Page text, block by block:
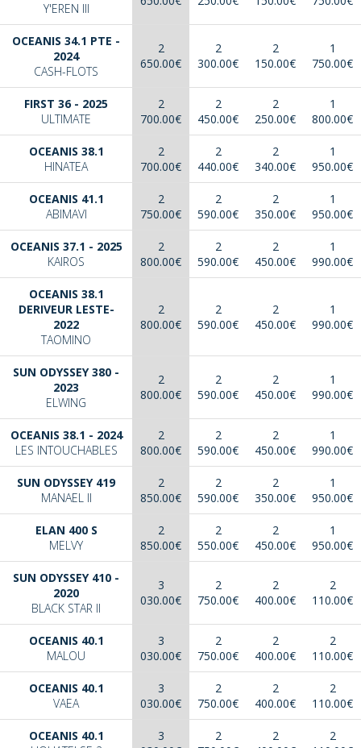
Y'EREN III
OCEANIS 34.1 PTE -
2024
CASH-FLOTS
2
650.00€
2
300.00€
2
150.00€
1
750.00€
FIRST 36 - 2025
ULTIMATE
2
700.00€
2
450.00€
2
250.00€
1
800.00€
OCEANIS 38.1
HINATEA
2
700.00€
2
440.00€
2
340.00€
1
950.00€
OCEANIS 41.1
ABIMAVI
2
750.00€
2
590.00€
2
350.00€
1
950.00€
OCEANIS 37.1 - 2025
KAIROS
2
800.00€
2
590.00€
2
450.00€
1
990.00€
OCEANIS 38.1
DERIVEUR LESTE-
2022
TAOMINO
2
800.00€
2
590.00€
2
450.00€
1
990.00€
SUN ODYSSEY 380 -
2023
ELWING
2
800.00€
2
590.00€
2
450.00€
1
990.00€
OCEANIS 38.1 - 2024
LES INTOUCHABLES
2
800.00€
2
590.00€
2
450.00€
1
990.00€
SUN ODYSSEY 419
MANAEL II
2
850.00€
2
590.00€
2
350.00€
1
950.00€
ELAN 400 S
MELVY
2
850.00€
2
550.00€
2
450.00€
1
950.00€
SUN ODYSSEY 410 -
2020
BLACK STAR II
3
030.00€
2
750.00€
2
400.00€
2
110.00€
OCEANIS 40.1
MALOU
3
030.00€
2
750.00€
2
400.00€
2
110.00€
OCEANIS 40.1
VAEA
3
030.00€
2
750.00€
2
400.00€
2
110.00€
OCEANIS 40.1
3
2
2
2